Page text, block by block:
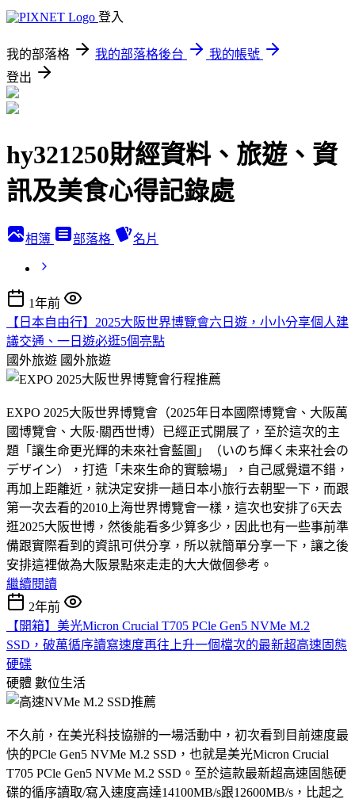
登入
我的部落格 我的部落格後台
我的帳號
登出
hy321250財經資料、旅遊、資
訊及美食心得記錄處
相簿 部落格 名片
1年前
【日本自由行】2025大阪世界博覽會六日遊，小小分享個人建
議交通、一日遊必逛5個亮點
國外旅遊 國外旅遊
EXPO 2025大阪世界博覽會（2025年日本國際博覽會、大阪萬
國博覽會、大阪·關西世博）已經正式開展了，至於這次的主
題「讓生命更光輝的未來社會藍圖」（いのち輝く未来社会の
デザイン），打造「未來生命的實驗場」，自己感覺還不錯，
再加上距離近，就決定安排一趟日本小旅行去朝聖一下，而跟
第一次去看的2010上海世界博覽會一樣，這次也安排了6天去
逛2025大阪世博，然後能看多少算多少，因此也有一些事前準
備跟實際看到的資訊可供分享，所以就簡單分享一下，讓之後
安排這裡做為大阪景點來走走的大大做個參考。
繼續閱讀
2年前
【開箱】美光Micron Crucial T705 PCle Gen5 NVMe M.2
SSD，破萬循序讀寫速度再往上升一個檔次的最新超高速固態
硬碟
硬體 數位生活
不久前，在美光科技協辦的一場活動中，初次看到目前速度最
快的PCle Gen5 NVMe M.2 SSD，也就是美光Micron Crucial
T705 PCle Gen5 NVMe M.2 SSD。至於這款最新超高速固態硬
碟的循序讀取/寫入速度高達14100MB/s跟12600MB/s，比起之